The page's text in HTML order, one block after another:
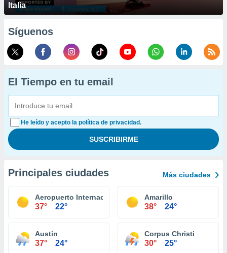
Italia
Síguenos
El Tiempo en tu email
He leído y acepto la política de privacidad.
Principales ciudades Más ciudades
Aeropuerto Internacional El Paso
37° 22°
Amarillo
38° 24°
Austin
37° 24°
Corpus Christi
30° 25°